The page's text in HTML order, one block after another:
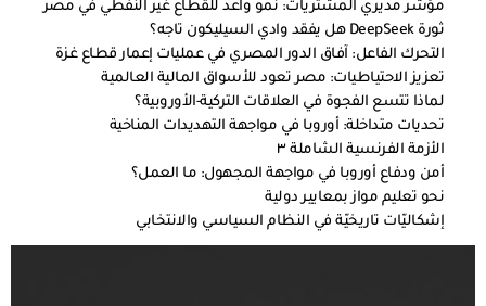
مؤشر مديري المشتريات: نمو واعد للقطاع غير النفطي في مصر
ثورة DeepSeek هل يفقد وادي السيليكون تاجه؟
التحرك الفاعل: آفاق الدور المصري في عمليات إعمار قطاع غزة
تعزيز الاحتياطيات: مصر تعود للأسواق المالية العالمية
لماذا تتسع الفجوة في العلاقات التركية-الأوروبية؟
تحديات متداخلة: أوروبا في مواجهة التهديدات المناخية
الأزمة الفرنسية الشاملة ٣
أمن ودفاع أوروبا في مواجهة المجهول: ما العمل؟
نحو تعليم مواز بمعايير دولية
إشكاليّات تاريخيّة في النظام السياسي والانتخابي